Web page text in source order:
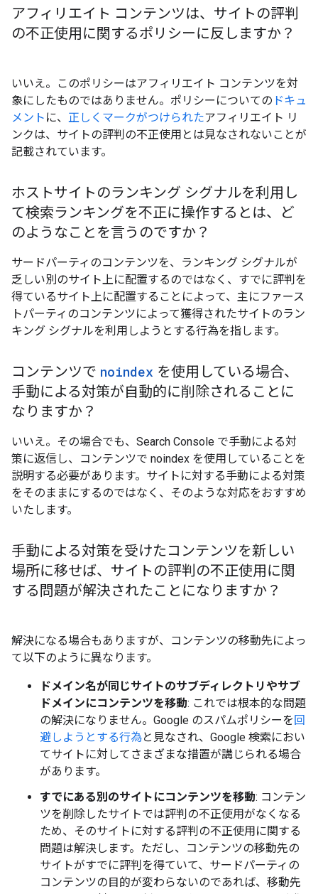
アフィリエイト コンテンツは、サイトの評判
の不正使用に関するポリシーに反しますか？
いいえ。このポリシーはアフィリエイト コンテンツを対
象にしたものではありません。ポリシーについての ドキュ
メント に、 正しくマークがつけられたアフィリエイト リ
ンクは、サイトの評判の不正使用とは見なされないことが
記載されています。
ホストサイトのランキング シグナルを利用し
て検索ランキングを不正に操作するとは、ど
のようなことを言うのですか？
サードパーティのコンテンツを、ランキング シグナルが
乏しい別のサイト上に配置するのではなく、すでに評判を
得ているサイト上に配置することによって、主にファース
トパーティのコンテンツによって獲得されたサイトのラン
キング シグナルを利用しようとする行為を指します。
コンテンツで noindex を使用している場合、
手動による対策が自動的に削除されることに
なりますか？
いいえ。その場合でも、Search Console で手動による対
策に返信し、コンテンツで noindex を使用していることを
説明する必要があります。サイトに対する手動による対策
をそのままにするのではなく、そのような対応をおすすめ
いたします。
手動による対策を受けたコンテンツを新しい
場所に移せば、サイトの評判の不正使用に関
する問題が解決されたことになりますか？
解決になる場合もありますが、コンテンツの移動先によっ
て以下のように異なります。
ドメイン名が同じサイトのサブディレクトリやサブ
ドメインにコンテンツを移動: これでは根本的な問題
の解決になりません。Google のスパムポリシーを 回
避しようとする行為と見なされ、Google 検索におい
てサイトに対してさまざまな措置が講じられる場合
があります。
すでにある別のサイトにコンテンツを移動: コンテン
ツを削除したサイトでは評判の不正使用がなくなる
ため、そのサイトに対する評判の不正使用に関する
問題は解決します。ただし、コンテンツの移動先の
サイトがすでに評判を得ていて、サードパーティの
コンテンツの目的が変わらないのであれば、移動先